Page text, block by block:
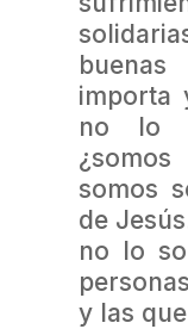
importa
no lo
somos
de
no lo
y las